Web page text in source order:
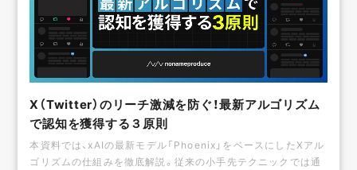
X（Twitter）のリーチ激減を防ぐ！最新アルゴリズム
で認知を獲得する３原則
本資料では、xAIの最新モデル「Phoenix」をベースにしたXアル
ゴリズムの仕組みを徹底解説。従来の小手先テクニックでは通